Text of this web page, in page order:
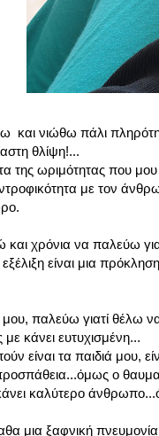
και νιώθω πάλι
θλίψη!...
της ωριμότητας που μου
με τον
χρόνια να παλεύω
είναι μια
παλεύω γιατί θέλω να
κάνει ευτυχισμένη...
είναι τα παιδιά μου,
ο
καλύτερο
μια ξαφνική